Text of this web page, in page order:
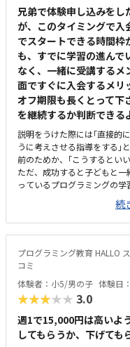
兄弟で体験申し込みをし
が、このタイミングで
でスタートできる時間
も、すでに学習の進ん
なく、一緒に受講するメ
面ですぐに入会するメリ
オフ期限も長くとって下
を継続するか判断できる
説明をうけた際には｢直接的
うに考えさせる指導をする｣
前のためか、｢こうするとい
ただ、成功すると子どもと
っているプログラミングの
じめ、本格的なテキストコ
繋げ将来必要な力まで着実
た、ゲームを作成し他の生
も、子どもが興味をもって
おらず、自転車置場もあるた
室内で行われている【個別
【HALLO】の教室が別にあ
るく、居心地はいいと感じた
も行われているため、未就学
く適正だと感じた。4月のキ
体験時に入会を決めた
続
プログラミング教育 HALLO
コミ
体験者：小5/男の子 体験日
★★★★★ 3.0
週1で15,000円は高いよ
してもらうか、下げても